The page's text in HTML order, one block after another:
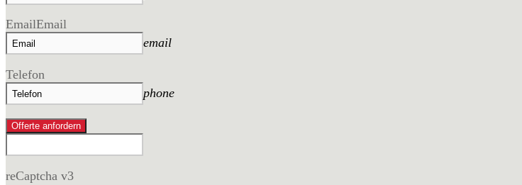
EmailEmail
email
Telefon
phone
Offerte anfordern
reCaptcha v3